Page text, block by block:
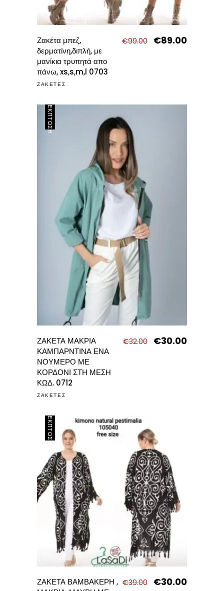
Ζακέτα μπεζ,
δερματίνη,διπλή, με
μανίκια τρυπητά απο
πάνω, xs,s,m,l 0703
€99.00
Original
€89.00Η
ΖΑΚΕΤΕΣ
ΈΚΠΤΩΣΗ
ΖΑΚΕΤΑ ΜΑΚΡΙΑ
ΚΑΜΠΑΡΝΤΙΝΑ ΕΝΑ
ΝΟΥΜΕΡΟ ΜΕ
ΚΟΡΔΟΝΙ ΣΤΗ ΜΕΣΗ
ΚΩΔ. 0712
€32.00
Original
€30.00Η
ΖΑΚΕΤΕΣ
ΈΚΠΤΩΣΗ
ΖΑΚΕΤΑ ΒΑΜΒΑΚΕΡΗ , €39.00
Original
€30.00Η